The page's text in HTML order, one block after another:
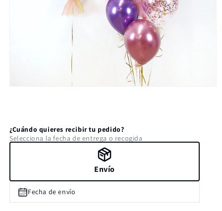
una
ventana
modal
¿Cuándo quieres recibir tu pedido?
Selecciona la fecha de entrega o recogida
Envío
Fecha de envío